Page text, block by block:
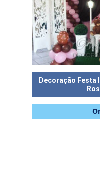
Decoração Festa